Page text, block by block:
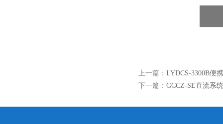
上一篇： LYDCS-3300B便
下一篇： GCCZ-SE直流系